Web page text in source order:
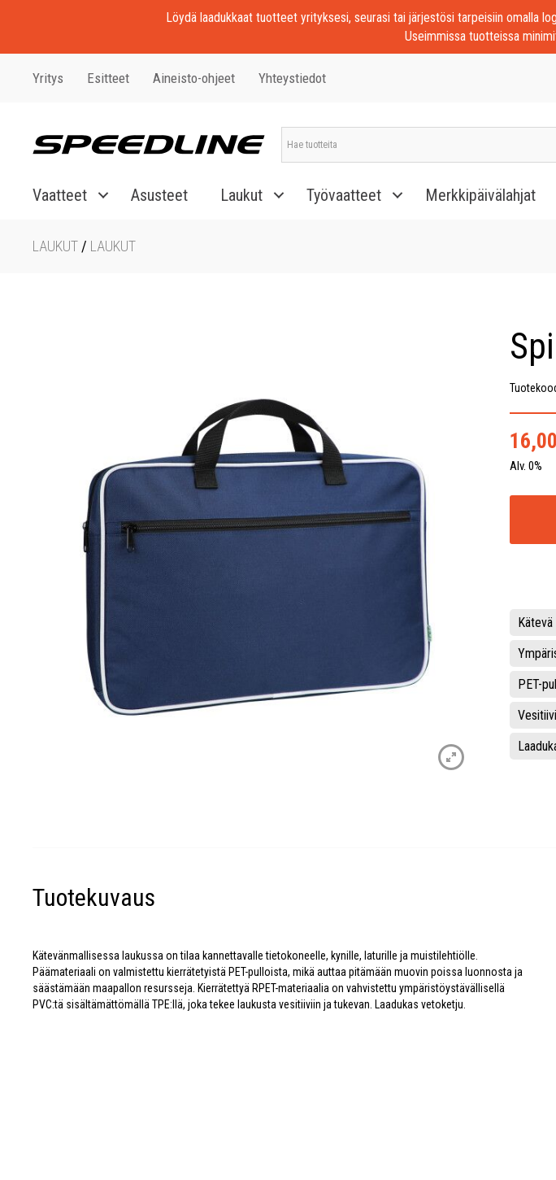
Löydä laadukkaat tuotteet yrityksesi, seurasi tai järjestösi tarpeisiin omalla
Useimmissa tuotteissa
Yritys Esitteet Aineisto-ohjeet Yhteystiedot
Vaatteet Asusteet Laukut Työvaatteet Merkkipäivälahjat
LAUKUT / LAUKUT
16,00
Alv. 0%
Kätevä
PET-
Tuotekuvaus
Kätevänmallisessa laukussa on tilaa kannettavalle tietokoneelle, kynille, laturille ja muistilehtiölle.
Päämateriaali on valmistettu kierrätetyistä PET-pulloista, mikä auttaa pitämään muovin poissa luonnosta ja
säästämään maapallon resursseja. Kierrätettyä RPET-materiaalia on vahvistettu ympäristöystävällisellä
PVC:tä sisältämättömällä TPE:llä, joka tekee laukusta vesitiiviin ja tukevan. Laadukas vetoketju.